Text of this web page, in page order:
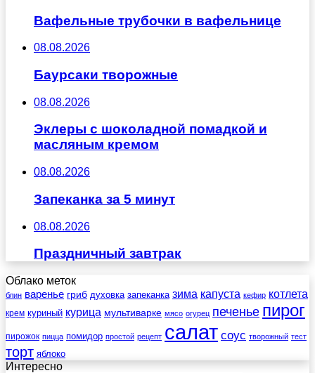
Вафельные трубочки в вафельнице
08.08.2026
Баурсаки творожные
08.08.2026
Эклеры с шоколадной помадкой и
масляным кремом
08.08.2026
Запеканка за 5 минут
08.08.2026
Праздничный завтрак
Облако меток
блин варенье гриб духовка запеканка зима капуста кефир котлета
крем куриный курица мультиварке мясо огурец печенье пирог
пирожок пицца помидор простой рецепт салат соус творожный тест
торт яблоко
Интересно